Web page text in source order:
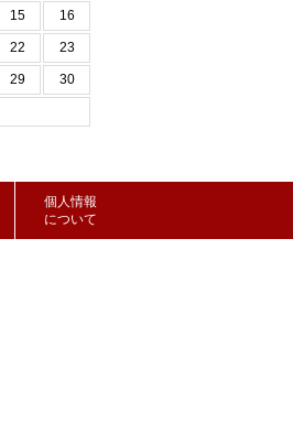
15 16
22 23
29 30
個人情報
について